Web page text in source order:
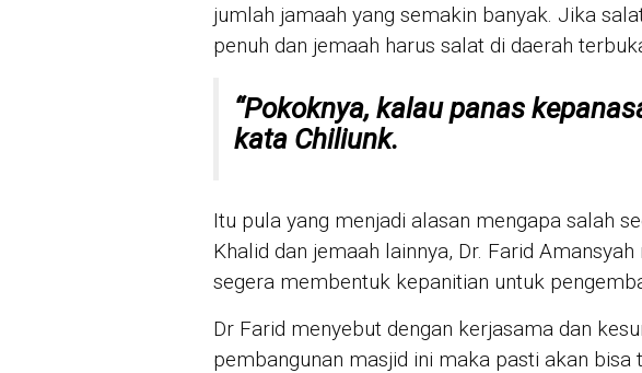
jumlah jamaah yang semakin banyak. Jika
penuh dan jemaah harus salat di daerah
“Pokoknya, kalau panas
kata Chiliunk.
Itu pula yang menjadi alasan mengapa salah
Khalid dan jemaah lainnya, Dr. Farid
segera membentuk kepanitian untuk
Dr Farid menyebut dengan kerjasama dan
pembangunan masjid ini maka pasti akan bisa